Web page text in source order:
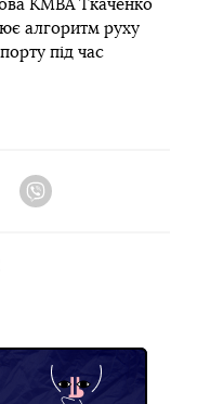
КМВА Ткаченко
алгоритм руху
під час
Telegram